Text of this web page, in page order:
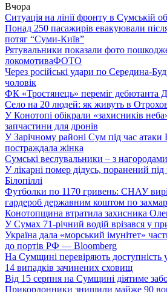
Вчора
Ситуація на лінії фронту в Сумській
Понад 250 пасажирів евакуювали
потяг “Суми-Київ”
Рятувальники показали фото
локомотиваФОТО
Через російські удари по Середина-
чоловік
ФК «Тростянець» переміг дебютанта
Село на 20 людей: як живуть в
У Конотопі обікрали «захисників
запчастини для дронів
У Зарічному районі Сум під час
постраждала жінка
Сумські веслувальники – з
У лікарні помер дідусь, поранений
Білопіллі
Футболки по 1170 гривень: СНАУ
гардероб державним коштом по
Конотопщина втратила захисника
У Сумах 71-річний водій врізався у
Україна дала «морський імунітет»
до портів РФ — Bloomberg
На Сумщині перевіряють доступність
14 випадків зачинених сховищ
Від 15 серпня на Сумщині діятиме
Прикордонники знищили майже 90